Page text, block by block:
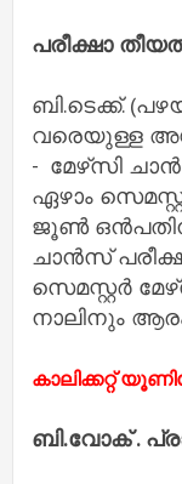
പരീക്ഷാ
ബി.ടെക്ക്.
വരെയുള്ള
- മേഴ്‌സി
ഏഴാം
ജൂൺ
ചാൻസ്
സെമസ്റ്റർ
നാലിനും
കാലിക്കറ്റ്
ബി.വോക് .